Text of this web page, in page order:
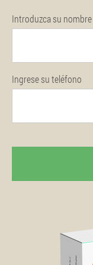
Introduzca su nombre
Ingrese su teléfono